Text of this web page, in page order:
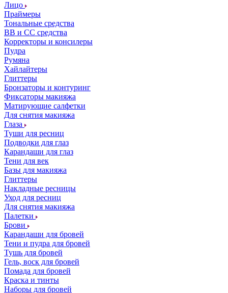
Лицо
Праймеры
Тональные средства
ВВ и СС средства
Корректоры и консилеры
Пудра
Румяна
Хайлайтеры
Глиттеры
Бронзаторы и контуринг
Фиксаторы макияжа
Матирующие салфетки
Для снятия макияжа
Глаза
Туши для ресниц
Подводки для глаз
Карандаши для глаз
Тени для век
Базы для макияжа
Глиттеры
Накладные ресницы
Уход для ресниц
Для снятия макияжа
Палетки
Брови
Карандаши для бровей
Тени и пудра для бровей
Тушь для бровей
Гель, воск для бровей
Помада для бровей
Краска и тинты
Наборы для бровей